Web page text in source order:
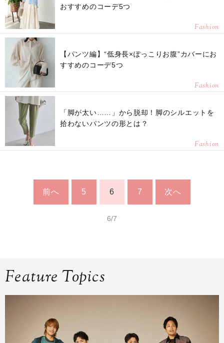
おすすめのコーデ5つ
Fashion
【パンツ編】“低身長×ぽっこりお腹”カバーにお
すすめのコーデ5つ
Fashion
「脚が太い……」から脱却！脚のシルエットを
拾わないパンツの形とは？
Fashion
前へ 5 6 7 次へ
6/7
Feature Topics